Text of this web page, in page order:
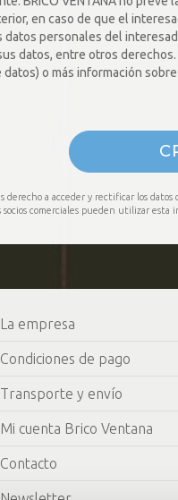
en caso de que el
datos personales del
datos, entre otros
datos) o más información
derecho a acceder y rectificar los
socios comerciales pueden utilizar esta
La empresa
Condiciones de pago
Transporte y envío
Mi cuenta Brico Ventana
Contacto